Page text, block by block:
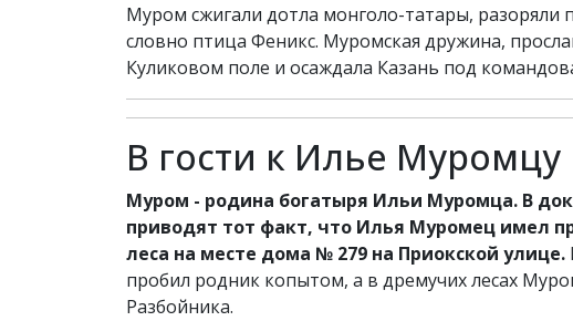
Муром сжигали дотла монголо-татары, разоряли
словно птица Феникс. Муромская дружина,
Куликовом поле и осаждала Казань под
В гости к Илье Муромцу
Муром - родина богатыря Ильи Муромца. В
приводят тот факт, что Илья Муромец имел
леса на месте дома № 279 на Приокской улице.
пробил родник копытом, а в дремучих лесах
Разбойника.